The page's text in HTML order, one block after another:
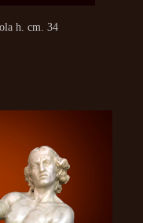
h. cm. 34